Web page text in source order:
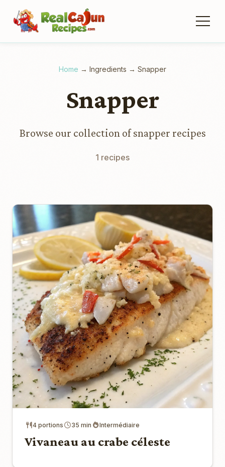
Home → Ingredients → Snapper
Snapper
Browse our collection of snapper recipes
1 recipes
4 portions 35 min Intermédiaire
Vivaneau au crabe céleste